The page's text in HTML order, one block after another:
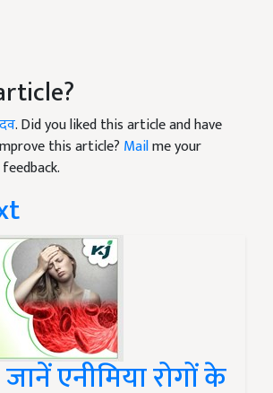
. Did you liked this article and have
this article? Mailme your
एनीमिया रोगों के